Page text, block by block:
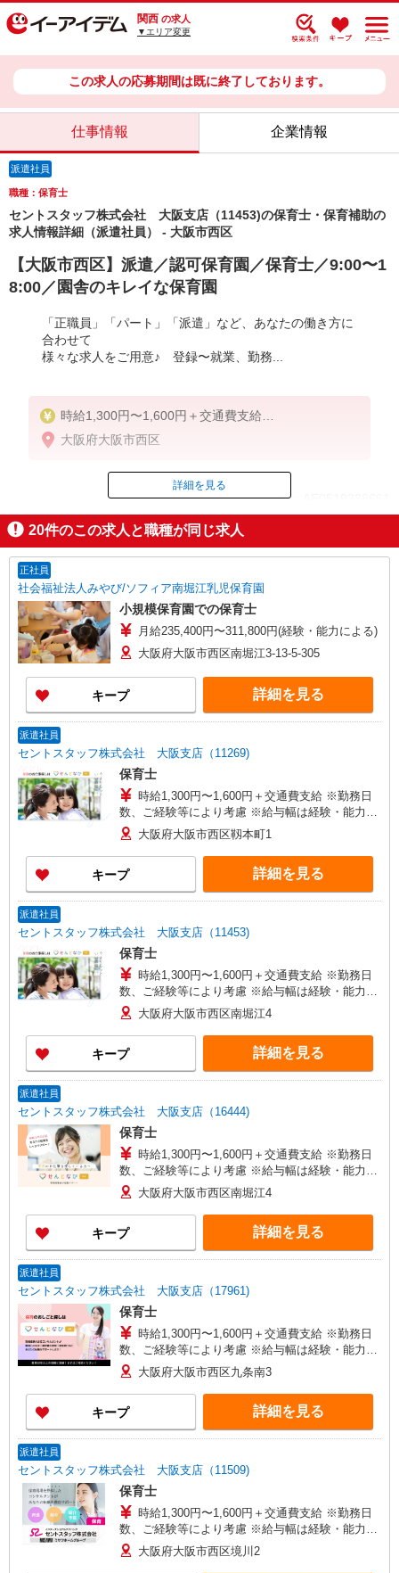
関西 の求人
▼エリア変更
この求人の応募期間は既に終了しております。
仕事情報 企業情報
派遣社員
職種：保育士
セントスタッフ株式会社 大阪支店（11453)の保育士・保育補助の
求人情報詳細（派遣社員） - 大阪市西区
【大阪市西区】派遣／認可保育園／保育士／9:00〜1
8:00／園舎のキレイな保育園
「正職員」「パート」「派遣」など、あなたの働き方に
合わせて
様々な求人をご用意♪ 登録〜就業、勤務...
時給1,300円〜1,600円＋交通費支給
※勤務日数、ご経験等により考慮
大阪府大阪市西区
ID：AE0519338661
掲載期間終了
詳細を見る
20件のこの求人と職種が同じ求人
正社員
社会福祉法人みやび/ソフィア南堀江乳児保育園
小規模保育園での保育士
月給235,400円〜311,800円(経験・能力による)
大阪府大阪市西区南堀江3-13-5-305
キープ 詳細を見る
派遣社員
セントスタッフ株式会社 大阪支店（11269)
保育士
時給1,300円〜1,600円＋交通費支給 ※勤務日
数、ご経験等により考慮 ※給与幅は経験・能力に
よる 大阪府大阪市西区靱本町1
キープ 詳細を見る
派遣社員
セントスタッフ株式会社 大阪支店（11453)
保育士
時給1,300円〜1,600円＋交通費支給 ※勤務日
数、ご経験等により考慮 ※給与幅は経験・能力に
よる 大阪府大阪市西区南堀江4
キープ 詳細を見る
派遣社員
セントスタッフ株式会社 大阪支店（16444)
保育士
時給1,300円〜1,600円＋交通費支給 ※勤務日
数、ご経験等により考慮 ※給与幅は経験・能力に
よる 大阪府大阪市西区南堀江4
キープ 詳細を見る
派遣社員
セントスタッフ株式会社 大阪支店（17961)
保育士
時給1,300円〜1,600円＋交通費支給 ※勤務日
数、ご経験等により考慮 ※給与幅は経験・能力に
よる 大阪府大阪市西区九条南3
キープ 詳細を見る
派遣社員
セントスタッフ株式会社 大阪支店（11509)
保育士
時給1,300円〜1,600円＋交通費支給 ※勤務日
数、ご経験等により考慮 ※給与幅は経験・能力に
よる 大阪府大阪市西区境川2